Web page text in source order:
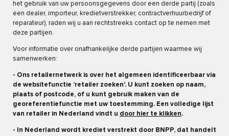
het gebruik van uw persoonsgegevens door een derde partij (zoals
een dealer, importeur, kredietverstrekker, contractverhuurbedrijf of
reparateur), raden wij u aan rechtstreeks contact op te nemen met
deze partijen.
Voor informatie over onafhankelijke derde partijen waarmee wij
samenwerken:
- Ons retailernetwerk is over het algemeen identificeerbaar via
de websitefunctie ‘retailer zoeken'. U kunt zoeken op naam,
plaats of postcode, of u kunt gebruik maken van de
georeferentiefunctie met uw toestemming. Een volledige lijst
van retailer in Nederland vindt u door hier te klikken.
- In Nederland wordt krediet verstrekt door BNPP, dat handelt